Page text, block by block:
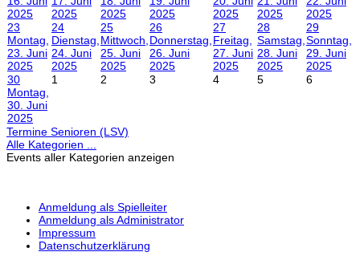
2025
2025
2025
2025
2025
2025
2025
23
Montag,
23. Juni
2025
24
Dienstag,
24. Juni
2025
25
Mittwoch,
25. Juni
2025
26
Donnerstag,
26. Juni
2025
27
Freitag,
27. Juni
2025
28
Samstag,
28. Juni
2025
29
Sonntag,
29. Juni
2025
30
Montag,
30. Juni
2025
1 2 3 4 5 6
Termine Senioren (LSV)
Alle Kategorien ...
Events aller Kategorien anzeigen
Anmeldung als Spielleiter
Anmeldung als Administrator
Impressum
Datenschutzerklärung